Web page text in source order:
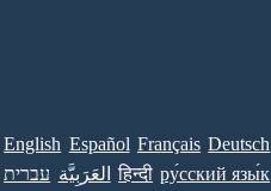
English Español Français Deutsch
עברית العَرَبِيَّة हिन्दी ру́сский язы́к